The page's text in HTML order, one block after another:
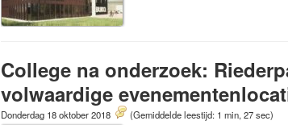
College na onderzoek:
volwaardige
Donderdag 18 oktober 2018 (Gemiddelde leestijd: 1 min, 27 sec)